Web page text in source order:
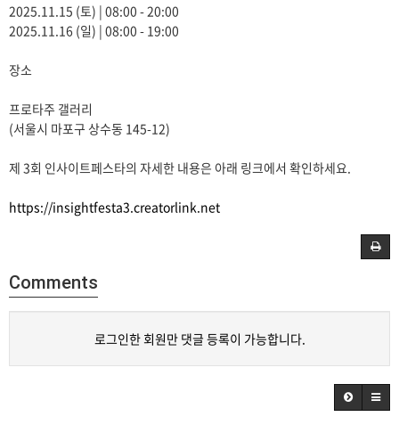
2025.11.15 (토) | 08:00 - 20:00
2025.11.16 (일) | 08:00 - 19:00
장소
프로타주 갤러리
(서울시 마포구 상수동 145-12)
제 3회 인사이트페스타의 자세한 내용은 아래 링크에서 확인하세요.
https://insightfesta3.creatorlink.net
Comments
로그인한 회원만 댓글 등록이 가능합니다.